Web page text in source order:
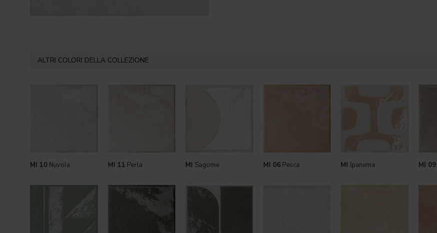
ALTRI COLORI DELLA COLLEZIONE
MI 10 Nuvola MI 11 Perla MI Sagome MI 06Pesca MI Ipanema MI 09